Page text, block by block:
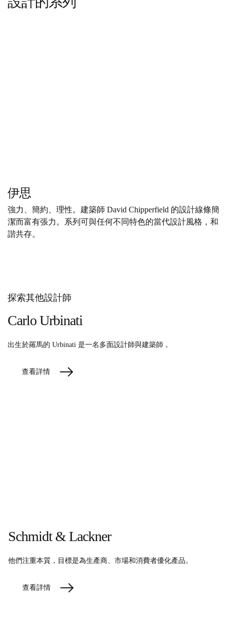
伊思
強力、簡約、理性。建築師 David Chipperfield 的設計線條簡
潔而富有張力。系列可與任何不同特色的當代設計風格，和
諧共存。
探索其他設計師
Carlo Urbinati
出生於羅馬的 Urbinati 是一名多面設計師與建築師，
查看詳情
Schmidt & Lackner
他們注重本質，目標是為生產商、市場和消費者優化產品。
查看詳情